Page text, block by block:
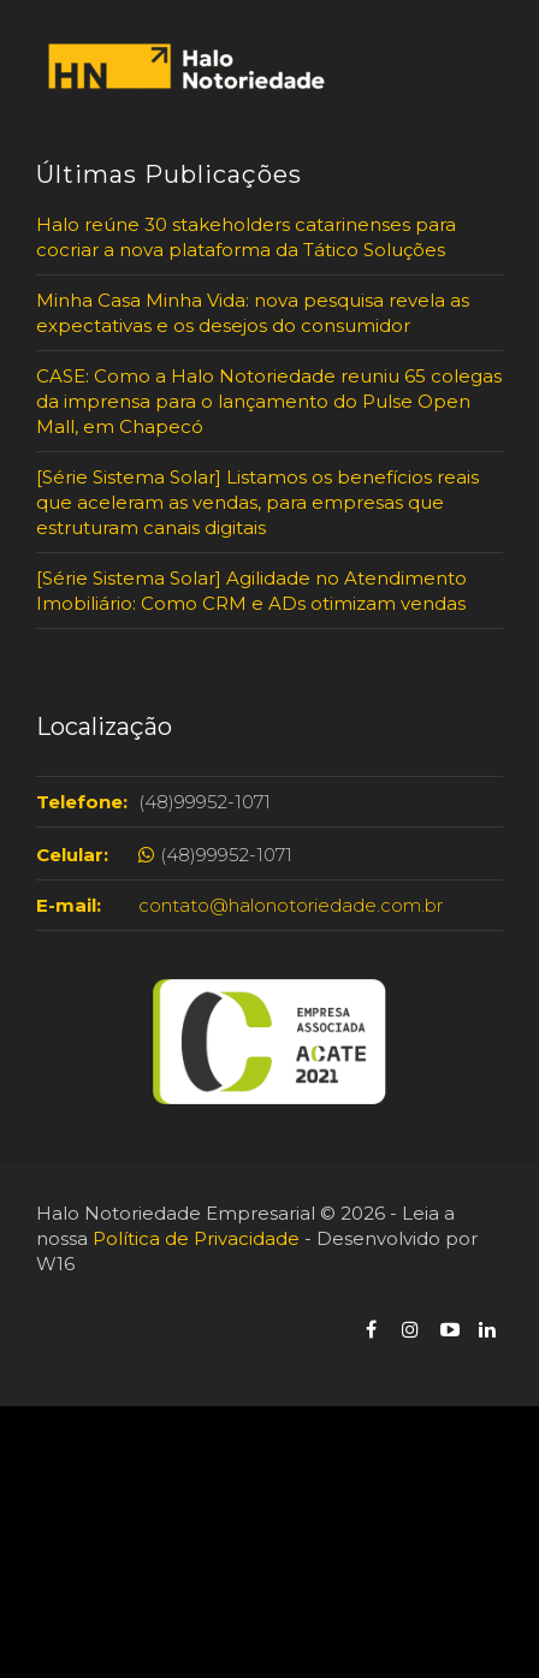
Últimas Publicações
Halo reúne 30 stakeholders catarinenses para
cocriar a nova plataforma da Tático Soluções
Minha Casa Minha Vida: nova pesquisa revela as
expectativas e os desejos do consumidor
CASE: Como a Halo Notoriedade reuniu 65 colegas
da imprensa para o lançamento do Pulse Open
Mall, em Chapecó
[Série Sistema Solar] Listamos os benefícios reais
que aceleram as vendas, para empresas que
estruturam canais digitais
[Série Sistema Solar] Agilidade no Atendimento
Imobiliário: Como CRM e ADs otimizam vendas
Localização
Telefone: (48)99952-1071
Celular: (48)99952-1071
E-mail: contato@halonotoriedade.com.br
Halo Notoriedade Empresarial © 2026 - Leia a
nossa Política de Privacidade - Desenvolvido por
W16